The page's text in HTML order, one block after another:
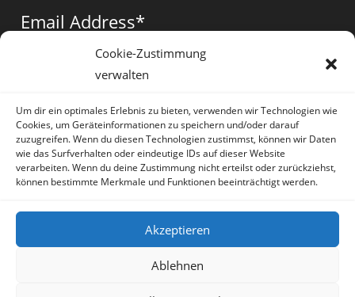
Cookie-Zustimmung
verwalten
Um dir ein optimales Erlebnis zu bieten, verwenden wir Technologien wie
Cookies, um Geräteinformationen zu speichern und/oder darauf
zuzugreifen. Wenn du diesen Technologien zustimmst, können wir Daten
wie das Surfverhalten oder eindeutige IDs auf dieser Website
verarbeiten. Wenn du deine Zustimmung nicht erteilst oder zurückziehst,
können bestimmte Merkmale und Funktionen beeinträchtigt werden.
Akzeptieren
Ablehnen
new
new
new
tab
Email Address*
Vorname*